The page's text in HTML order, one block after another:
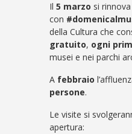
Il5 marzo si
con
della Cultura che
gratuito, ogni
musei e nei parchi
A febbraio
persone.
Le visite si
apertura: